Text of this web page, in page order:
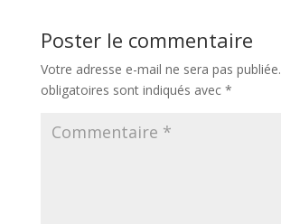
Poster le commentaire
Votre adresse e-mail ne sera pas publiée.
obligatoires sont indiqués avec *